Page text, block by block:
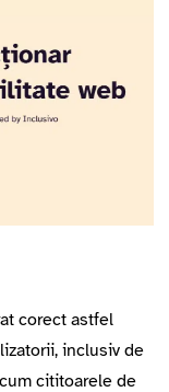
corect astfel
inclusiv de
cititoarele de